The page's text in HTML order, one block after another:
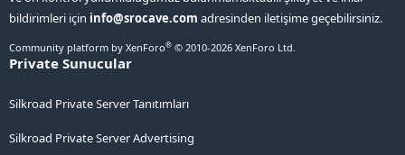
bildirimleri için info@srocave.com adresinden iletişime geçebilirsiniz.
Community platform by XenForo® © 2010-2026 XenForo Ltd.
Private Sunucular
Silkroad Private Server Tanıtımları
Silkroad Private Server Advertising